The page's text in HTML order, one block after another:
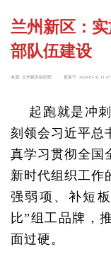
兰州新区：
部队伍建设
来源: 兰州新区组织部 更新于: 2024-01-31
起跑就是冲刺
刻领会习近平总
真学习贯彻全国
新时代组织工作
强弱项、补短
比”组工品牌，
面过硬。